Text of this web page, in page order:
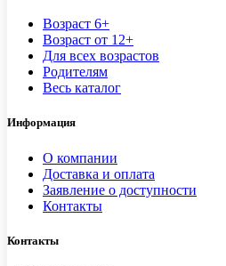
Возраст 6+
Возраст от 12+
Для всех возрастов
Родителям
Весь каталог
Информация
О компании
Доставка и оплата
Заявление о доступности
Контакты
Контакты